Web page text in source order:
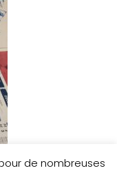
de nombreuses